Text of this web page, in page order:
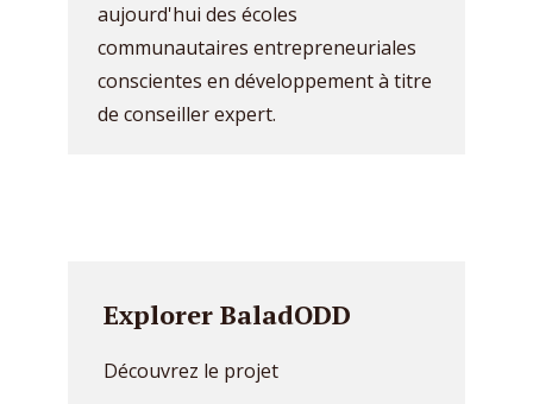
aujourd'hui des écoles
communautaires entrepreneuriales
conscientes en développement à titre
de conseiller expert.
Explorer BaladODD
Découvrez le projet